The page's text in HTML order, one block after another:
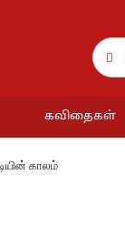
Search
for:
Search
கவிதைகள்
காலம்